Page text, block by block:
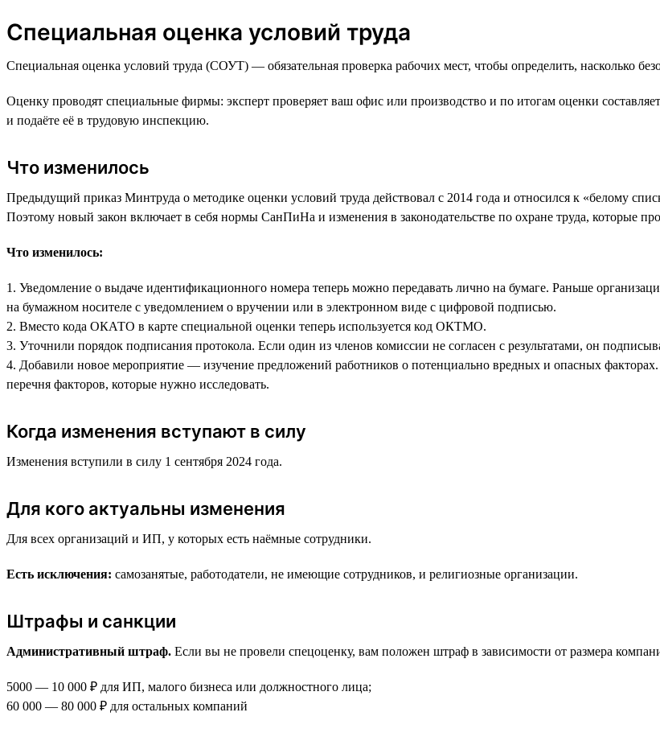
Специальная оценка условий труда
Специальная оценка условий труда (СОУТ) — обязательная проверка рабочих мест, чтобы определить, насколько
Оценку проводят специальные фирмы: эксперт проверяет ваш офис или производство и по итогам оценки
и подаёте её в трудовую инспекцию.
Что изменилось
Предыдущий приказ Минтруда о методике оценки условий труда действовал с 2014 года и относился к «белому
Поэтому новый закон включает в себя нормы СанПиНа и изменения в законодательстве по охране труда, которые
Что изменилось:
1. Уведомление о выдаче идентификационного номера теперь можно передавать лично на бумаге. Раньше
на бумажном носителе с уведомлением о вручении или в электронном виде с цифровой подписью.
2. Вместо кода ОКАТО в карте специальной оценки теперь используется код ОКТМО.
3. Уточнили порядок подписания протокола. Если один из членов комиссии не согласен с результатами, он
4. Добавили новое мероприятие — изучение предложений работников о потенциально вредных и опасных
перечня факторов, которые нужно исследовать.
Когда изменения вступают в силу
Изменения вступили в силу 1 сентября 2024 года.
Для кого актуальны изменения
Для всех организаций и ИП, у которых есть наёмные сотрудники.
Есть исключения: самозанятые, работодатели, не имеющие сотрудников, и религиозные организации.
Штрафы и санкции
Административный штраф. Если вы не провели спецоценку, вам положен штраф в зависимости от размера
5000 — 10 000 ₽ для ИП, малого бизнеса или должностного лица;
60 000 — 80 000 ₽ для остальных компаний